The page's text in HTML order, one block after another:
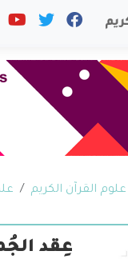
علوم القرآن الكريم
عِقد